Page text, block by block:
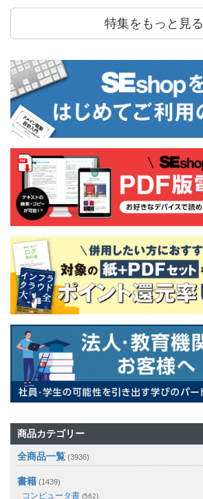
特集をもっと見る
商品カテゴリー
全商品一覧 (3936)
書籍 (1439)
コンピュータ書 (562)